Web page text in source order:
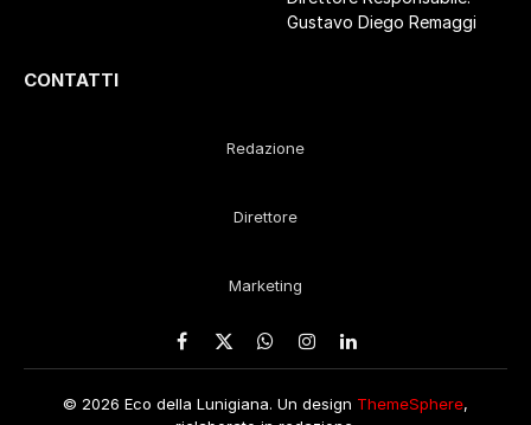
Gustavo Diego Remaggi
CONTATTI
Redazione
Direttore
Marketing
Facebook
X
WhatsApp
Instagram
LinkedIn
© 2026 Eco della Lunigiana. Un design ThemeSphere,